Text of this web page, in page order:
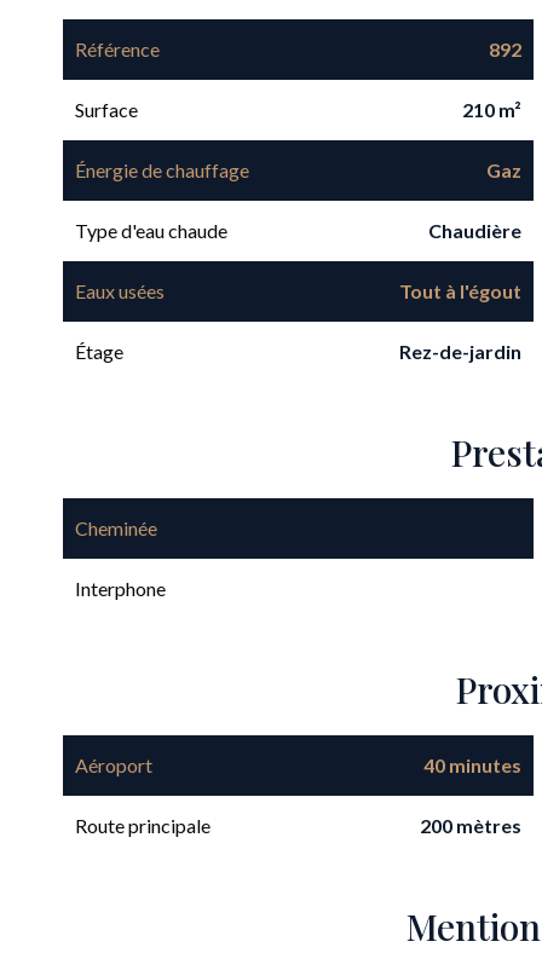
Référence 892
Surface 210 m²
Énergie de chauffage Gaz
Type d'eau chaude Chaudière
Eaux usées Tout à l'égout
Étage Rez-de-jardin
Cheminée
Interphone
Aéroport 40 minutes
Route principale 200 mètres